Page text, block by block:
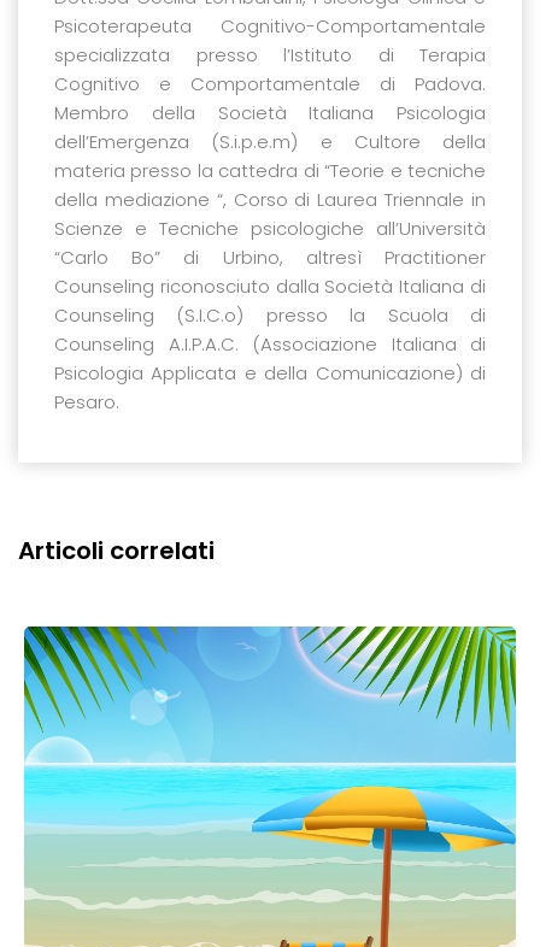
Psicoterapeuta Cognitivo-Comportamentale
specializzata presso l’Istituto di Terapia
Cognitivo e Comportamentale di Padova.
Membro della Società Italiana Psicologia
dell’Emergenza (S.i.p.e.m) e Cultore della
materia presso la cattedra di “Teorie e tecniche
della mediazione “, Corso di Laurea Triennale in
Scienze e Tecniche psicologiche all’Università
“Carlo Bo” di Urbino, altresì Practitioner
Counseling riconosciuto dalla Società Italiana di
Counseling (S.I.C.o) presso la Scuola di
Counseling A.I.P.A.C. (Associazione Italiana di
Psicologia Applicata e della Comunicazione) di
Pesaro.
Articoli correlati